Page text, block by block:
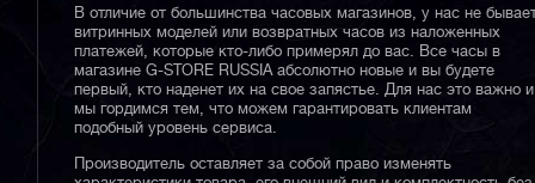
В отличие от большинства часовых магазинов, у нас не
витринных моделей или возвратных часов из наложенных
платежей, которые кто-либо примерял до вас. Все часы в
магазине G-STORE RUSSIA абсолютно новые и вы будете
первый, кто наденет их на свое запястье. Для нас это важно и
мы гордимся тем, что можем гарантировать клиентам
подобный уровень сервиса.
Производитель оставляет за собой право изменять